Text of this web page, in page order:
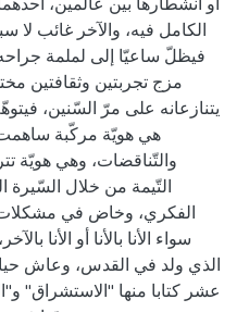
الكامل فيه، والآخر غائب لا
فيظلّ ساعيّا إلى لملمة
مزج تجربتين وثقافتين
يتنازعانه على مرّ السّنين،
هي هويّة مركّبة ساهمت
والتّناقضات، وهي هويّة
التّيمة من خلال السّيرة
الفكري، وخاض في
سواء الأنا بالأنا أو الأنا
الذي ولد في القدس، وعاش
عشر كتابا منها "الاستشراق"